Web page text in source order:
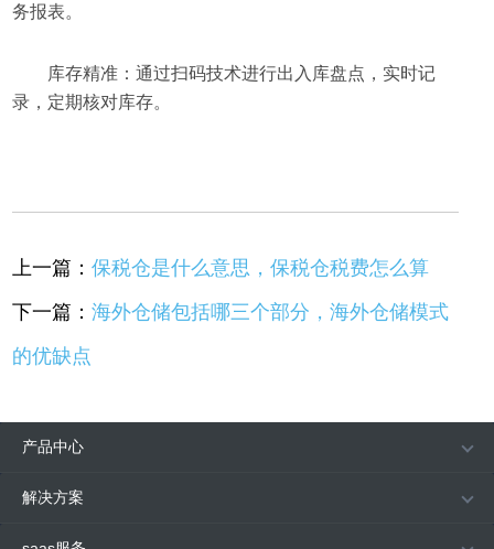
务报表。
库存精准：通过扫码技术进行出入库盘点，实时记
录，定期核对库存。
上一篇：保税仓是什么意思，保税仓税费怎么算
下一篇：海外仓储包括哪三个部分，海外仓储模式
的优缺点
产品中心
解决方案